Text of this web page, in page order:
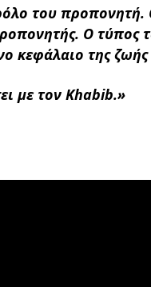
του προπονητή.
Ο τύπος
κεφάλαιο της ζωής
με τον Khabib.»